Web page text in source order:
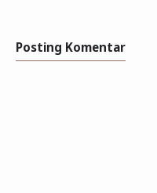
Posting Komentar